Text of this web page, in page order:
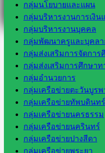
กลุ่มนโยบายและแผน
กลุ่มบริหารงานการเงิ
กลุ่มบริหารงานบุคคล
กลุ่มพัฒนาครูและบุคลา
กลุ่มส่งเสริมการจัดการ
กลุ่มส่งเสริมการศึกษา
กลุ่มอำนวยการ
กลุ่มเครือข่ายตะวันบูรพ
กลุ่มเครือข่ายทัพบดินทร์
กลุ่มเครือข่ายนครธรรม
กลุ่มเครือข่ายนครินทร์
กลุ่มเครือข่ายปางสีดา
กลุ่มเครือข่ายพระยา